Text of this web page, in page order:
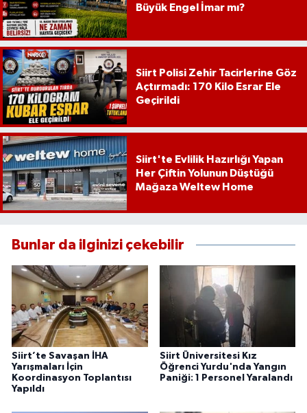
Büyük Engel İmar mı?
Siirt Polisi Zehir Tacirlerine Göz
Açtırmadı: 170 Kilo Esrar Ele
Geçirildi
Siirt'te Evlilik Hazırlığı Yapan
Her Çiftin Yolunun Düştüğü
Mağaza Weltew Home
Bunlar da ilginizi çekebilir
Siirt’te Savaşan İHA
Yarışmaları İçin
Koordinasyon Toplantısı
Yapıldı
Siirt Üniversitesi Kız
Öğrenci Yurdu'nda Yangın
Paniği: 1 Personel Yaralandı